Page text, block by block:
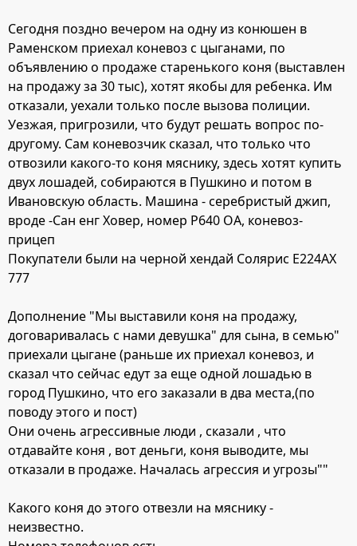
Сегодня поздно вечером на одну из конюшен в
Раменском приехал коневоз с цыганами, по
объявлению о продаже старенького коня (выставлен
на продажу за 30 тыс), хотят якобы для ребенка. Им
отказали, уехали только после вызова полиции.
Уезжая, пригрозили, что будут решать вопрос по-
другому. Сам коневозчик сказал, что только что
отвозили какого-то коня мяснику, здесь хотят купить
двух лошадей, собираются в Пушкино и потом в
Ивановскую область. Машина - серебристый джип,
вроде -Сан енг Ховер, номер Р640 ОА, коневоз-
прицеп
Покупатели были на черной хендай Солярис Е224АХ
777
Дополнение "Мы выставили коня на продажу,
договаривалась с нами девушка" для сына, в семью"
приехали цыгане (раньше их приехал коневоз, и
сказал что сейчас едут за еще одной лошадью в
город Пушкино, что его заказали в два места,(по
поводу этого и пост)
Они очень агрессивные люди , сказали , что
отдавайте коня , вот деньги, коня выводите, мы
отказали в продаже. Началась агрессия и угрозы""
Какого коня до этого отвезли на мяснику -
неизвестно.